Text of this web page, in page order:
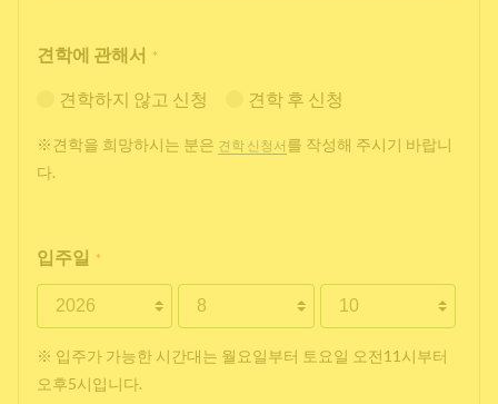
견학에 관해서 *
견학하지 않고 신청 견학 후 신청
※견학을 희망하시는 분은 견학 신청서 를 작성해 주시기 바랍니
다.
입주일 *
※ 입주가 가능한 시간대는 월요일부터 토요일 오전11시부터
오후5시입니다.